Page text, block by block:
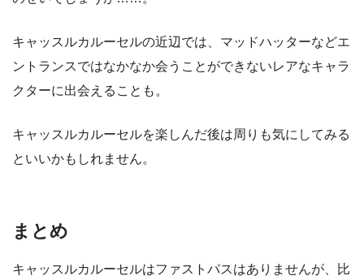
キャッスルカルーセルの近辺では、マッドハッターなどエ
ントランスではなかなか会うことができないレアなキャラ
クターに出会えることも。
キャッスルカルーセルを楽しんだ後は周りも気にしてみる
といいかもしれません。
まとめ
キャッスルカルーセルはファストパスはありませんが、比